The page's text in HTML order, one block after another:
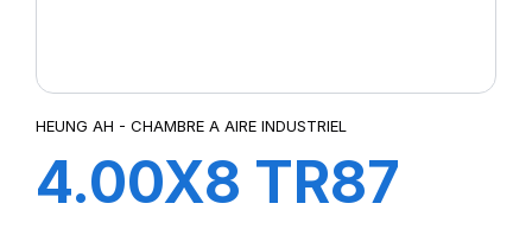
HEUNG AH - CHAMBRE A AIRE INDUSTRIEL
4.00X8 TR87